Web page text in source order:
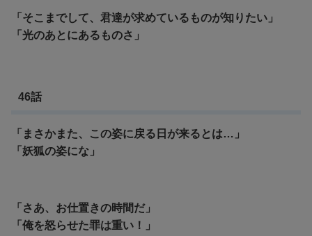
「そこまでして、君達が求めているものが知りたい」
「光のあとにあるものさ」
46話
「まさかまた、この姿に戻る日が来るとは…」
「妖狐の姿にな」
「さあ、お仕置きの時間だ」
「俺を怒らせた罪は重い！」